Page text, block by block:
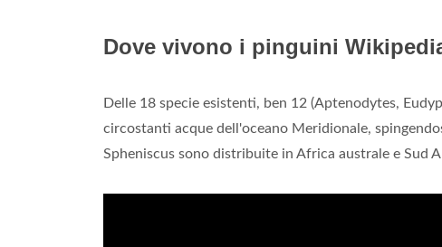
Dove vivono i pinguini
Delle 18 specie esistenti, ben 12 (Aptenodytes,
circostanti acque dell'oceano Meridionale,
Spheniscus sono distribuite in Africa australe e Sud